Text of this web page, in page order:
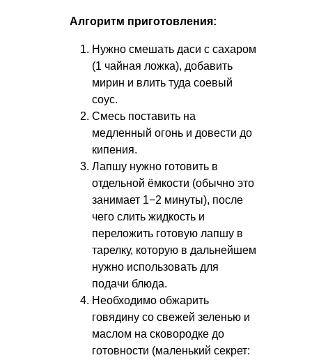
Алгоритм приготовления:
Нужно смешать даси с сахаром
(1 чайная ложка), добавить
мирин и влить туда соевый
соус.
Смесь поставить на
медленный огонь и довести до
кипения.
Лапшу нужно готовить в
отдельной ёмкости (обычно это
занимает 1−2 минуты), после
чего слить жидкость и
переложить готовую лапшу в
тарелку, которую в дальнейшем
нужно использовать для
подачи блюда.
Необходимо обжарить
говядину со свежей зеленью и
маслом на сковородке до
готовности (маленький секрет: